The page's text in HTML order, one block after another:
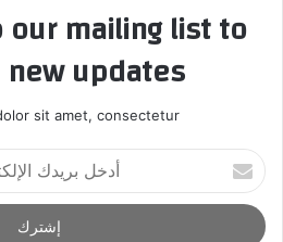
mailing list to
updates!
sit amet, consectetur.
أ
د
خ
ل